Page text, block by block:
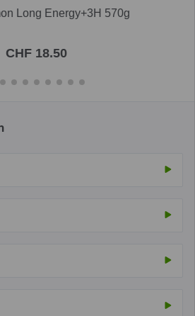
Long Energy+3H 570g
CHF 18.50